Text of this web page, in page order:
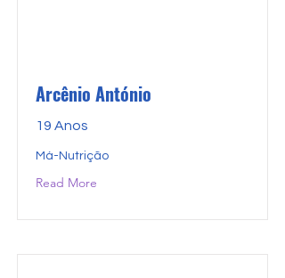
Arcênio António
19 Anos
Má-Nutrição
Read More